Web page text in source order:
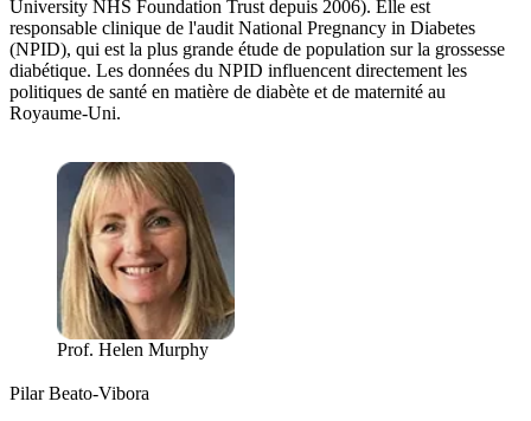
University NHS Foundation Trust depuis 2006). Elle est
responsable clinique de l'audit National Pregnancy in Diabetes
(NPID), qui est la plus grande étude de population sur la grossesse
diabétique. Les données du NPID influencent directement les
politiques de santé en matière de diabète et de maternité au
Royaume-Uni.
Prof. Helen Murphy
Pilar Beato-Vibora